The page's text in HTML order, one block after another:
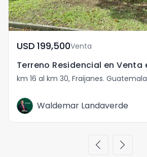
USD	199,500Venta
km 16 al km 30, Fraijanes. Guatemala
Waldemar Landaverde
chevron_left chevron_right